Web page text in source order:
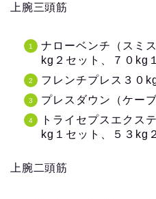
上腕三頭筋
ナローベンチ（スミ
kg２セット、７０kg
フレンチプレス３０
プレスダウン（ケー
トライセプスエクス
kg１セット、５３kg
上腕二頭筋